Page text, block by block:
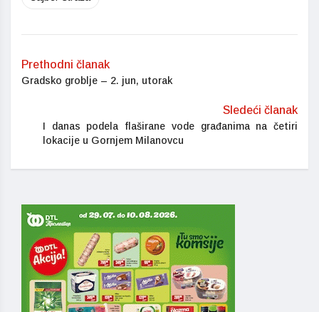
Prethodni članak
Gradsko groblje – 2. jun, utorak
Sledeći članak
I danas podela flaširane vode građanima na četiri
lokacije u Gornjem Milanovcu